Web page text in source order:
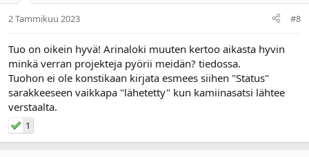
2 Tammikuu 2023 #8
Tuo on oikein hyvä! Arinaloki muuten kertoo aikasta hyvin
minkä verran projekteja pyörii meidän? tiedossa.
Tuohon ei ole konstikaan kirjata esmees siihen "Status"
sarakkeeseen vaikkapa "lähetetty" kun kamiinasatsi lähtee
verstaalta.
1